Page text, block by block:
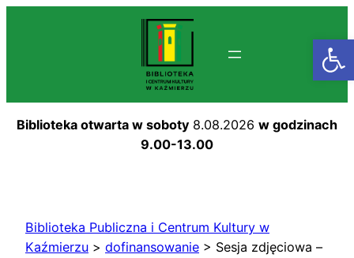
Biblioteka otwarta w soboty 8.08.2026 w godzinach
9.00-13.00
Biblioteka Publiczna i Centrum Kultury w
Kaźmierzu > dofinansowanie > Sesja zdjęciowa –